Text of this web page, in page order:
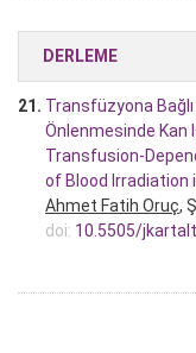
DERLEME
21. Transfüzyona
Önlenmesinde Kan
Transfusion-
of Blood Irradiation
Ahmet Fatih Oruç,
doi: 10.5505/